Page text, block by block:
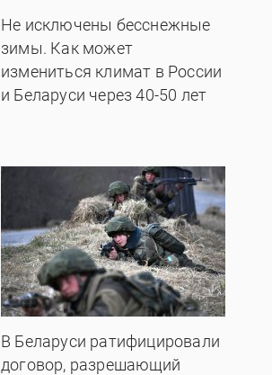
Не исключены бесснежные
зимы. Как может
измениться климат в России
и Беларуси через 40-50 лет
В Беларуси ратифицировали
договор, разрешающий